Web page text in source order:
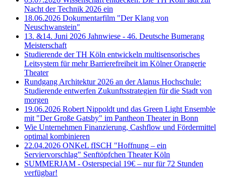
Nacht der Technik 2026 ein
18.06.2026 Dokumentarfilm "Der Klang von
Neuschwanstein"
13. &14. Juni 2026 Jahnwiese - 46. Deutsche Bumerang
Meisterschaft
Studierende der TH Köln entwickeln multisensorisches
Leitsystem für mehr Barrierefreiheit im Kölner Orangerie
Theater
Rundgang Architektur 2026 an der Alanus Hochschule:
Studierende entwerfen Zukunftsstrategien für die Stadt von
morgen
19.06.2026 Robert Nippoldt und das Green Light Ensemble
mit "Der Große Gatsby" im Pantheon Theater in Bonn
Wie Unternehmen Finanzierung, Cashflow und Fördermittel
optimal kombinieren
22.04.2026 ONKeL fISCH "Hoffnung – ein
Serviervorschlag" Senftöpfchen Theater Köln
SUMMERJAM - Osterspecial 19€ – nur für 72 Stunden
verfügbar!